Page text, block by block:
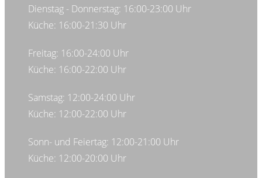
Dienstag - Donnerstag: 16:00-23:00 Uhr
Küche: 16:00-21:30 Uhr
Freitag: 16:00-24:00 Uhr
Küche: 16:00-22:00 Uhr
Samstag: 12:00-24:00 Uhr
Küche: 12:00-22:00 Uhr
Sonn- und Feiertag: 12:00-21:00 Uhr
Küche: 12:00-20:00 Uhr